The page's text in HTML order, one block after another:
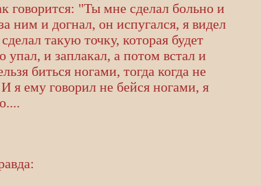
говорится: "Ты мне сделал больно и
ним и догнал, он испугался, я видел
такую точку, которая будет
упал, и заплакал, а потом встал и
биться ногами, тогда когда не
я ему говорил не бейся ногами, я